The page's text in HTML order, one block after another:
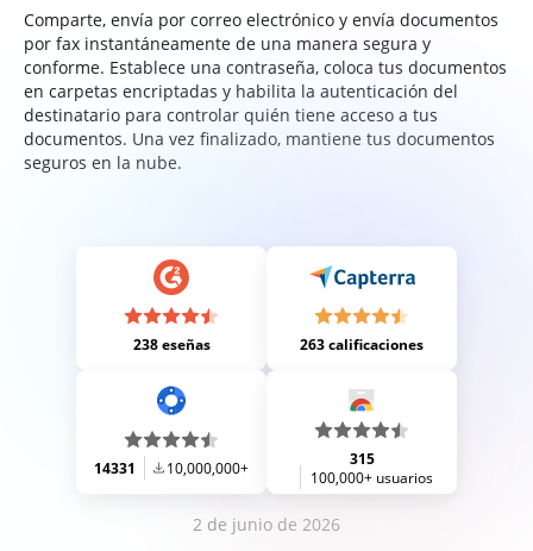
Comparte, envía por correo electrónico y envía documentos
por fax instantáneamente de una manera segura y
conforme. Establece una contraseña, coloca tus documentos
en carpetas encriptadas y habilita la autenticación del
destinatario para controlar quién tiene acceso a tus
documentos. Una vez finalizado, mantiene tus documentos
seguros en la nube.
238 eseñas 263 calificaciones
14331 10,000,000+
315
100,000+ usuarios
2 de junio de 2026